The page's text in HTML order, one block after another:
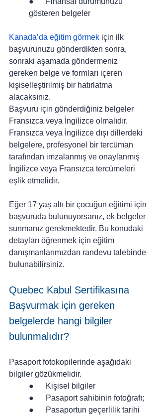
gösteren belgeler
Kanada’da eğitim görmek için ilk
başvurunuzu gönderdikten sonra,
sonraki aşamada göndermeniz
gereken belge ve formları içeren
kişiselleştirilmiş bir hatırlatma
alacaksınız.
Başvuru için gönderdiğiniz belgeler
Fransızca veya İngilizce olmalıdır.
Fransızca veya İngilizce dışı dillerdeki
belgelere, profesyonel bir tercüman
tarafından imzalanmış ve onaylanmış
İngilizce veya Fransızca tercümeleri
eşlik etmelidir.
Eğer 17 yaş altı bir çocuğun eğitimi için
başvuruda bulunuyorsanız, ek belgeler
sunmanız gerekmektedir. Bu konudaki
detayları öğrenmek için eğitim
danışmanlarımızdan randevu talebinde
bulunabilirsiniz.
Quebec Kabul Sertifikasına
Başvurmak için gereken
belgelerde hangi bilgiler
bulunmalıdır?
Pasaport fotokopilerinde aşağıdaki
bilgiler gözükmelidir.
●      Kişisel bilgiler
●      Pasaport sahibinin fotoğrafı;
●      Pasaportun geçerlilik tarihi